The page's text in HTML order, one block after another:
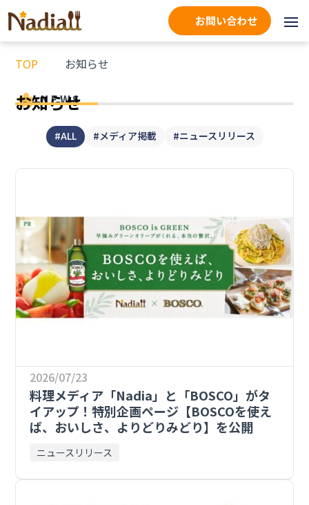
お問い合わせ
TOP お知らせ
NEWS
お知らせ
#ALL #メディア掲載 #ニュースリリース
2026/07/23
料理メディア「Nadia」と「BOSCO」がタ
イアップ！特別企画ページ【BOSCOを使え
ば、おいしさ、よりどりみどり】を公開
ニュースリリース